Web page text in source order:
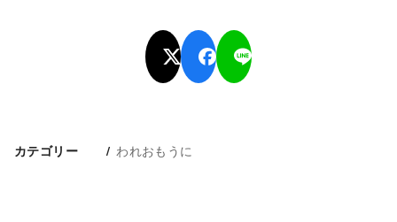
カテゴリー われおもうに